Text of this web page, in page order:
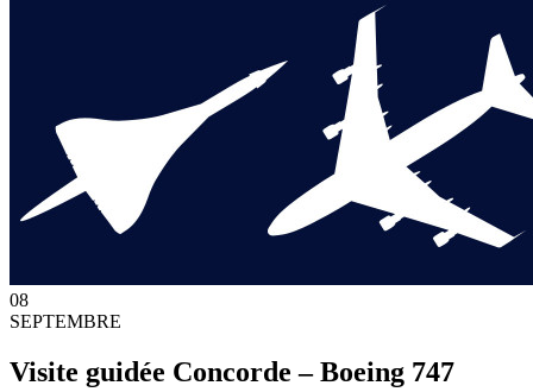
08
SEPTEMBRE
Visite guidée Concorde – Boeing 747